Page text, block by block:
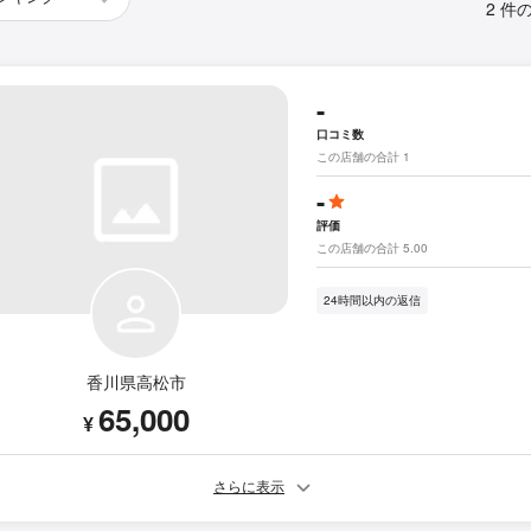
2 件
香川県高松市
¥65,000
-
口コミ数
この店舗の合計 1
-
評価
この店舗の合計 5.00
24時間以内の返信
さらに表示